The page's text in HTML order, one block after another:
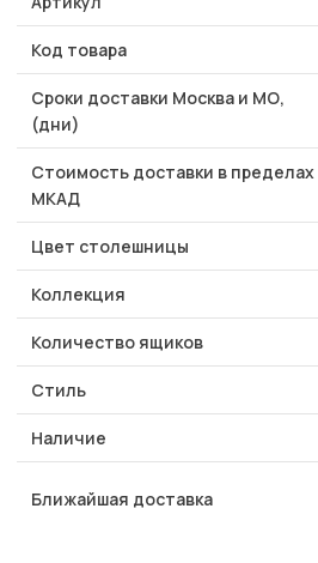
Код товара
Сроки доставки Москва и МО,
(дни)
Стоимость доставки в пределах
МКАД
Цвет столешницы
Коллекция
Количество ящиков
Стиль
Наличие
Ближайшая доставка